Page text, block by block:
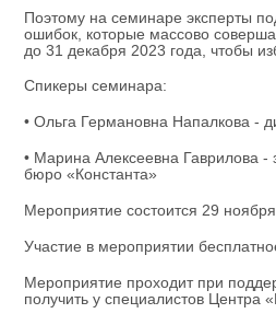
Поэтому на семинаре эксперты
ошибок, которые массово
до 31 декабря 2023 года, чтобы
Спикеры семинара:
• Ольга Германовна Напалкова -
• Марина Алексеевна Гаврилова -
бюро «Константа»
Мероприятие состоится 29
Участие в мероприятии
Мероприятие проходит при
получить у специалистов